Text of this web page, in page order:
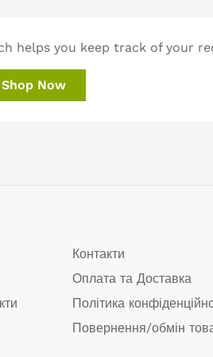
helps you keep track of your
Shop Now
Контакти
Оплата та Доставка
Політика
Повернення/обмін